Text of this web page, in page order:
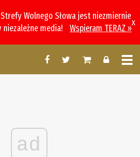
Wolnego Słowa jest niezmiernie
niezależne media!
Wspieram TERAZ »
x
ad